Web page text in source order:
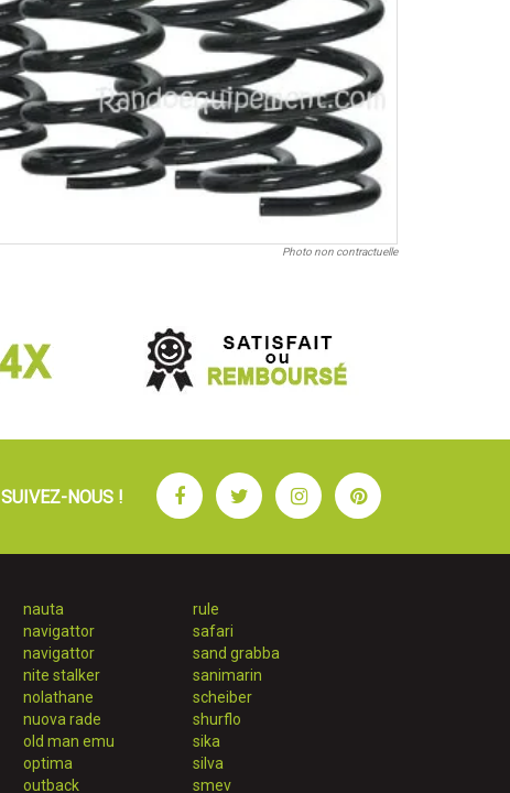
Photo non contractuelle
SUIVEZ-NOUS ! FacebookTwitterInstagramPinterest
nauta
navigattor
navigattor
nite stalker
nolathane
nuova rade
old man emu
optima
outback
rule
safari
sand grabba
sanimarin
scheiber
shurflo
sika
silva
smev